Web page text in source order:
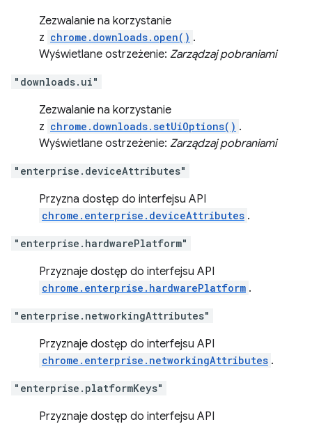
Zezwalanie na korzystanie
z chrome.downloads.open() .
Wyświetlane ostrzeżenie: Zarządzaj pobraniami
"downloads.ui"
Zezwalanie na korzystanie
z chrome.downloads.setUiOptions() .
Wyświetlane ostrzeżenie: Zarządzaj pobraniami
"enterprise.deviceAttributes"
Przyzna dostęp do interfejsu API
chrome.enterprise.deviceAttributes .
"enterprise.hardwarePlatform"
Przyznaje dostęp do interfejsu API
chrome.enterprise.hardwarePlatform .
"enterprise.networkingAttributes"
Przyznaje dostęp do interfejsu API
chrome.enterprise.networkingAttributes .
"enterprise.platformKeys"
Przyznaje dostęp do interfejsu API